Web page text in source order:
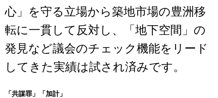
心」を守る立場から築地市場の豊洲移
転に一貫して反対し、「地下空間」の
発見など議会のチェック機能をリード
してきた実績は試され済みです。
「共謀罪」「加計」